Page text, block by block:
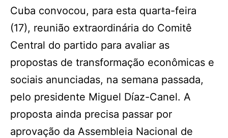
Cuba convocou, para esta quarta-feira
(17), reunião extraordinária do Comitê
Central do partido para avaliar as
propostas de transformação econômicas e
sociais anunciadas, na semana passada,
pelo presidente Miguel Díaz-Canel. A
proposta ainda precisa passar por
aprovação da Assembleia Nacional de